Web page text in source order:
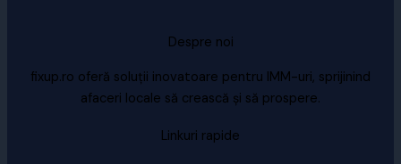
Despre noi
fixup.ro oferă soluții inovatoare pentru IMM-uri, sprijinind
afaceri locale să crească și să prospere.
Linkuri rapide